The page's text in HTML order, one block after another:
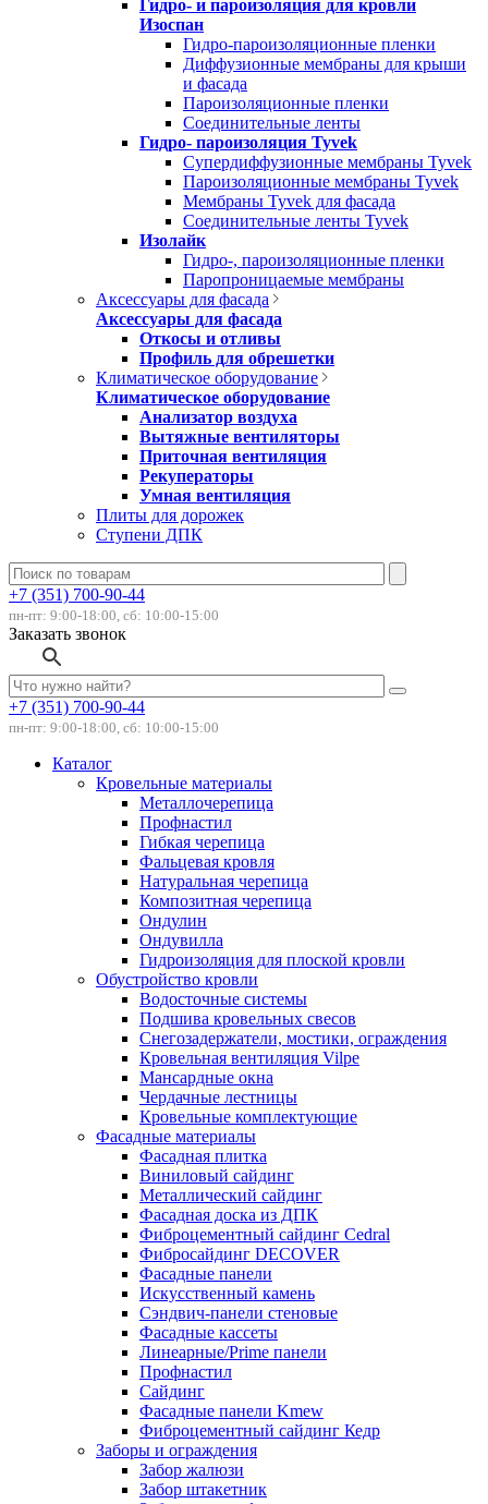
Гидро- и пароизоляция для кровли
Изоспан
Гидро-пароизоляционные пленки
Диффузионные мембраны для крыши
и фасада
Пароизоляционные пленки
Соединительные ленты
Гидро- пароизоляция Tyvek
Супердиффузионные мембраны Tyvek
Пароизоляционные мембраны Tyvek
Мембраны Tyvek для фасада
Соединительные ленты Tyvek
Изолайк
Гидро-, пароизоляционные пленки
Паропроницаемые мембраны
Аксессуары для фасада
Аксессуары для фасада
Откосы и отливы
Профиль для обрешетки
Климатическое оборудование
Климатическое оборудование
Анализатор воздуха
Вытяжные вентиляторы
Приточная вентиляция
Рекуператоры
Умная вентиляция
Плиты для дорожек
Ступени ДПК
+7 (351) 700-90-44
пн-пт: 9:00-18:00, сб: 10:00-15:00
Заказать звонок
+7 (351) 700-90-44
пн-пт: 9:00-18:00, сб: 10:00-15:00
Каталог
Кровельные материалы
Металлочерепица
Профнастил
Гибкая черепица
Фальцевая кровля
Натуральная черепица
Композитная черепица
Ондулин
Ондувилла
Гидроизоляция для плоской кровли
Обустройство кровли
Водосточные системы
Подшива кровельных свесов
Снегозадержатели, мостики, ограждения
Кровельная вентиляция Vilpe
Мансардные окна
Чердачные лестницы
Кровельные комплектующие
Фасадные материалы
Фасадная плитка
Виниловый сайдинг
Металлический сайдинг
Фасадная доска из ДПК
Фиброцементный сайдинг Cedral
Фибросайдинг DECOVER
Фасадные панели
Искусственный камень
Сэндвич-панели стеновые
Фасадные кассеты
Линеарные/Prime панели
Профнастил
Сайдинг
Фасадные панели Kmew
Фиброцементный сайдинг Кедр
Заборы и ограждения
Забор жалюзи
Забор штакетник